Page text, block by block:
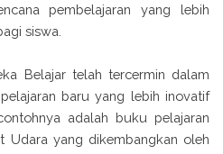
pembelajaran yang lebih
siswa.
Belajar telah tercermin dalam
baru yang lebih inovatif
adalah buku pelajaran
Udara yang dikembangkan oleh